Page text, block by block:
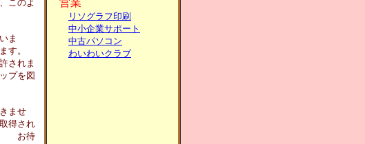
このよ
ま
ます。
されま
プを図
ませ
得され
。 お待
営業
リソグラフ印刷
中小企業サポート
中古パソコン
わいわいクラブ